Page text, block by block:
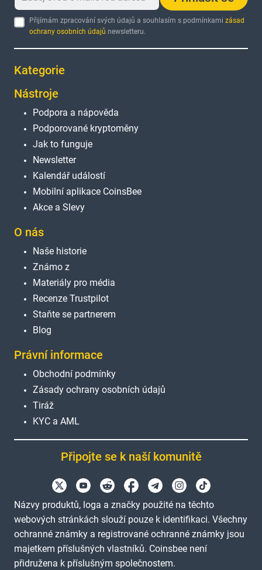
Přijímám zpracování svých údajů a souhlasím s podmínkamizásad
ochrany osobních údajů newsletteru.
Kategorie
Nástroje
Podpora a nápověda
Podporované kryptoměny
Jak to funguje
Newsletter
Kalendář událostí
Mobilní aplikace CoinsBee
Akce a Slevy
O nás
Naše historie
Známo z
Materiály pro média
Recenze Trustpilot
Staňte se partnerem
Blog
Právní informace
Obchodní podmínky
Zásady ochrany osobních údajů
Tiráž
KYC a AML
Připojte se k naší komunitě
Názvy produktů, loga a značky použité na těchto
webových stránkách slouží pouze k identifikaci. Všechny
ochranné známky a registrované ochranné známky jsou
majetkem příslušných vlastníků. Coinsbee není
přidružena k příslušným společnostem.